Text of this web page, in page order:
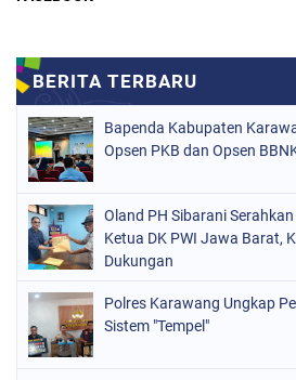
Bapenda Kabupaten
Opsen PKB dan Opsen
Oland PH Sibarani
Ketua DK PWI Jawa Barat,
Dukungan
Polres Karawang Ungkap
Sistem "Tempel"